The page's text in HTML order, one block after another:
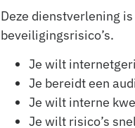
Deze dienstverlening
beveiligingsrisico’s.
Je wilt
Je bereidt een
Je wilt interne
Je wilt risico’s